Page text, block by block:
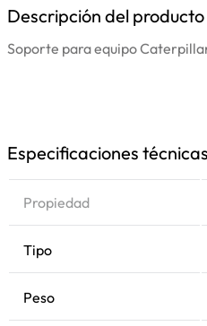
Descripción del producto
Soporte para equipo
Especificaciones técnicas
Propiedad
Tipo
Peso